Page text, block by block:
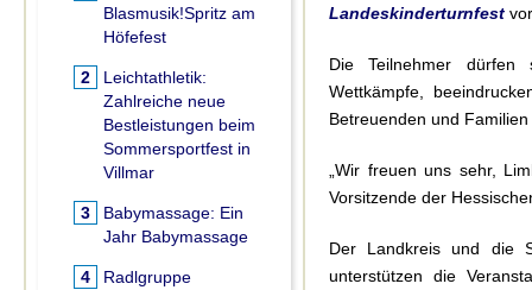
Blasmusik!Spritz am
Höfefest
2
Leichtathletik:
Zahlreiche neue
Bestleistungen beim
Sommersportfest in
Villmar
3 Babymassage: Ein
Jahr Babymassage
4
Radlgruppe
Landeskinderturnfest
Die Teilnehmer dürfen
Wettkämpfe,
Betreuenden und
„Wir freuen uns sehr,
Vorsitzende der
Der Landkreis und die
unterstützen die